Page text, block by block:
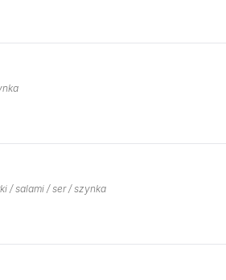
/ salami / ser / szynka